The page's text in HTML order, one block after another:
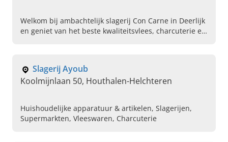
Welkom bij ambachtelijk slagerij Con Carne in Deerlijk
en geniet van het beste kwaliteitsvlees, charcuterie en
Slagerij Ayoub
Koolmijnlaan 50, Houthalen-Helchteren
Huishoudelijke apparatuur & artikelen, Slagerijen,
Supermarkten, Vleeswaren, Charcuterie